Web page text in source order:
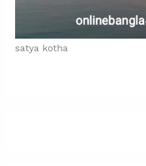
satya kotha